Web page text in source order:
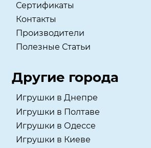
Сертификаты
Контакты
Производители
Полезные Статьи
Другие города
Игрушки в Днепре
Игрушки в Полтаве
Игрушки в Одессе
Игрушки в Киеве